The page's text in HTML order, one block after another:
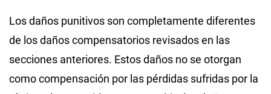
Los daños punitivos son completamente diferentes
de los daños compensatorios revisados en las
secciones anteriores. Estos daños no se otorgan
como compensación por las pérdidas sufridas por la